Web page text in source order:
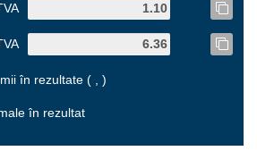
în rezultate ( , )
în rezultat